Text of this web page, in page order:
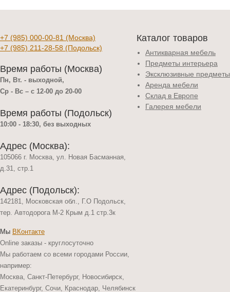
+7 (985) 000-00-81 (Москва)
+7 (985) 211-28-58 (Подольск)
Время работы (Москва)
Пн, Вт. - выходной,
Ср - Вс – с 12-00 до 20-00
Время работы (Подольск)
10:00 - 18:30, без выходных
Адрес (Москва):
105066 г. Москва, ул. Новая Басманная,
д.31, стр.1
Адрес (Подольск):
142181, Московская обл., Г.О Подольск,
тер. Автодорога М-2 Крым д.1 стр.3к
Мы ВКонтакте
Online заказы - круглосуточно
Мы работаем со всеми городами России,
например:
Москва, Санкт-Петербург, Новосибирск,
Екатеринбург, Сочи, Краснодар, Челябинск
Каталог товаров
Антикварная мебель
Предметы интерьера
Эксклюзивные предметы
Аренда мебели
Склад в Европе
Галерея мебели